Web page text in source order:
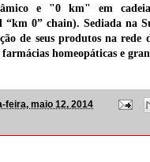
e "0 km" em
0” chain). Sediada na
de seus produtos na rede
homeopáticas e
feira, maio 12, 2014